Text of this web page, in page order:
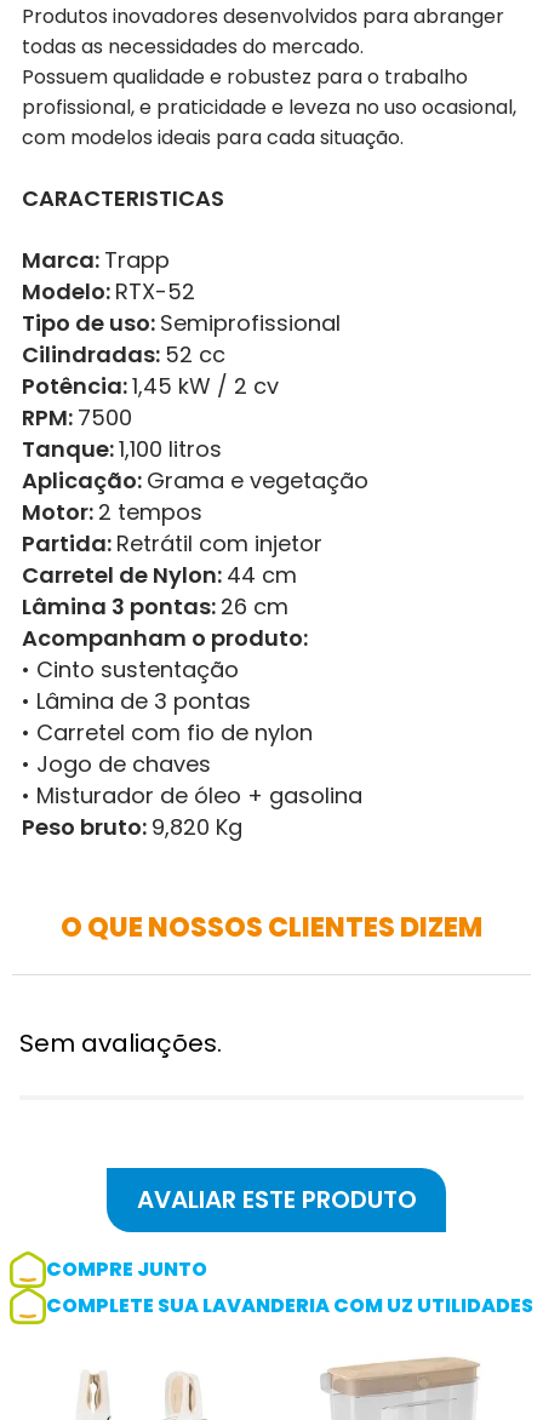
Produtos inovadores desenvolvidos para abranger
todas as necessidades do mercado.
Possuem qualidade e robustez para o trabalho
profissional, e praticidade e leveza no uso ocasional,
com modelos ideais para cada situação.
CARACTERISTICAS
Marca: Trapp
Modelo: RTX-52
Tipo de uso: Semiprofissional
Cilindradas: 52 cc
Potência:1,45 kW / 2 cv
RPM: 7500
Tanque:1,100 litros
Aplicação: Grama e vegetação
Motor: 2 tempos
Partida: Retrátil com injetor
Carretel de Nylon: 44 cm
Lâmina 3 pontas: 26 cm
Acompanham o produto:
• Cinto sustentação
• Lâmina de 3 pontas
• Carretel com fio de nylon
• Jogo de chaves
• Misturador de óleo + gasolina
Peso bruto: 9,820 Kg
O QUE NOSSOS CLIENTES DIZEM
Adicionar avaliação
Avaliação
Sem avaliações.
COMPRE JUNTO
COMPLETE SUA LAVANDERIA COM UZ UTILIDADES